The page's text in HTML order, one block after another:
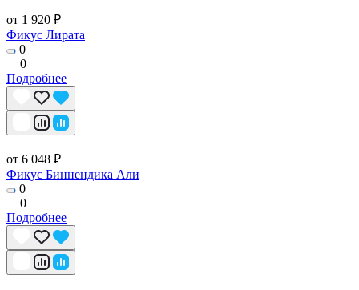
от 1 920 ₽
Фикус Лирата
0
0
Подробнее
от 6 048 ₽
Фикус Биннендика Али
0
0
Подробнее